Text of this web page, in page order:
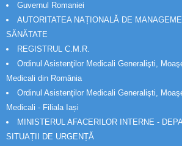
Guvernul Romaniei
AUTORITATEA NAȚIONALĂ DE
SĂNĂTATE
REGISTRUL C.M.R.
Ordinul Asistenţilor Medicali Generalişti,
Medicali din România
Ordinul Asistenţilor Medicali Generalişti,
Medicali - Filiala Iași
MINISTERUL AFACERILOR INTERNE -
SITUAȚII DE URGENȚĂ